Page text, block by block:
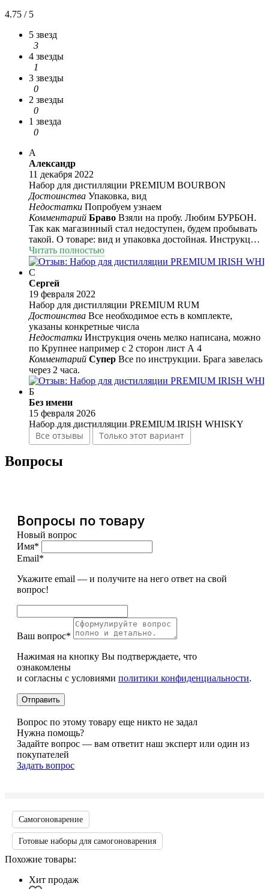
4.75 / 5
5 звезд
3
4 звезды
1
3 звезды
0
2 звезды
0
1 звезда
0
А
Александр
11 декабря 2022
Набор для дистилляции PREMIUM BOURBON
Достоинства Упаковка, вид
Недостатки Попробуем узнаем
Комментарий Браво Взяли на пробу. Любим БУРБОН.
Так как магазинный стал недоступен, будем пробывать
такой. О товаре: вид и упаковка достойная. Инструкция
написана доступно.
Читать полностью
С
Сергей
19 февраля 2022
Набор для дистилляции PREMIUM RUM
Достоинства Все необходимое есть в комплекте,
указаны конкретные числа
Недостатки Инструкция очень мелко написана, можно
по Крупнее например с 2 сторон лист А 4
Комментарий Супер Все по инструкции. Брага завелась
через 2 часа.
Б
Без имени
15 февраля 2026
Набор для дистилляции PREMIUM IRISH WHISKY
Все отзывы Только этот вариант
Вопросы
Вопросы по товару
Новый вопрос
Имя*
Email*
Укажите email — и получите на него ответ на свой
вопрос!
Ваш вопрос*
Нажимая на кнопку Вы подтверждаете, что
ознакомлены
и согласны с условиями политики конфиденциальности.
Вопрос по этому товару еще никто не задал
Нужна помощь?
Задайте вопрос — вам ответит наш эксперт или один из
покупателей
Задать вопрос
Самогоноварение
Готовые наборы для самогоноварения
Похожие товары:
Хит продаж